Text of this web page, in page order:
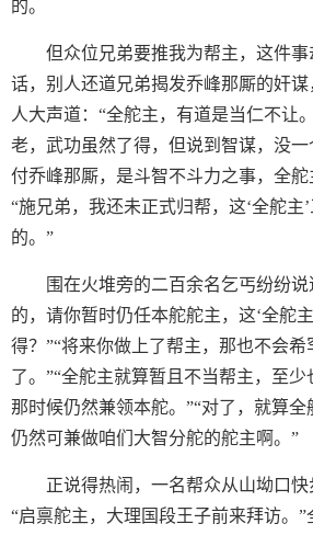
的。
但众位兄弟要推我为帮主，这件
话，别人还道兄弟揭发乔峰那厮的奸
人大声道：“全舵主，有道是当仁不让
老，武功虽然了得，但说到智谋，没
付乔峰那厮，是斗智不斗力之事，全
“施兄弟，我还未正式归帮，这‘全舵主
的。”
围在火堆旁的二百余名乞丐纷纷
的，请你暂时仍任本舵舵主，这‘全舵
得？”“将来你做上了帮主，那也不会希
了。”“全舵主就算暂且不当帮主，至
那时候仍然兼领本舵。”“对了，就算
仍然可兼做咱们大智分舵的舵主啊。”
正说得热闹，一名帮众从山坳口快
“启禀舵主，大理国段王子前来拜访。